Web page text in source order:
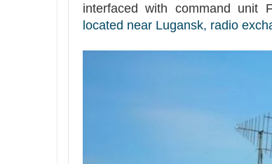
interfaced with command unit
located near Lugansk, radio